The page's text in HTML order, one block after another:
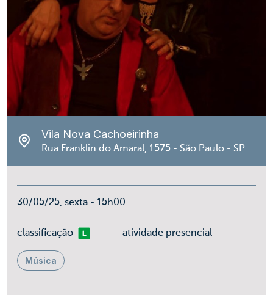
Vila Nova Cachoeirinha
Rua Franklin do Amaral, 1575 - São Paulo - SP
30/05/25, sexta - 15h00
classificaçãoLivre atividade presencial
Música